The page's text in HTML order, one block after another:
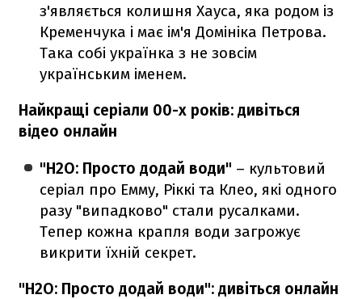
з'являється колишня Хауса, яка родом із
Кременчука і має ім'я Домініка Петрова.
Така собі українка з не зовсім
українським іменем.
Найкращі серіали 00-х років: дивіться
відео онлайн
"Н2О: Просто додай води" – культовий
серіал про Емму, Ріккі та Клео, які одного
разу "випадково" стали русалками.
Тепер кожна крапля води загрожує
викрити їхній секрет.
"Н2О: Просто додай води": дивіться онлайн